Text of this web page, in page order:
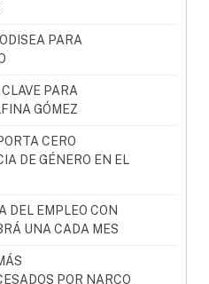
PARA
PARA
GÓMEZ
CERO
DE GÉNERO EN EL
DEL EMPLEO CON
UNA CADA MES
POR NARCO